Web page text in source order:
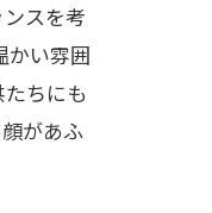
スを考
かい雰囲
ちにも
があふ